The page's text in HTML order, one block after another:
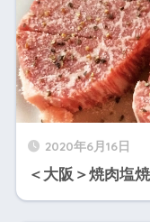
2020年6月16日
＜大阪＞焼肉塩